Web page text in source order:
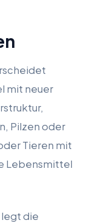
mit neuer
Pilzen oder
Tieren mit
Lebensmittel
legt die